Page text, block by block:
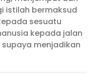
istilah bermaksud
sesuatu
kepada jalan
menjadikan